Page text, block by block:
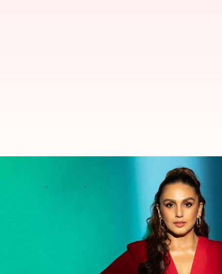
हुमा कुरैशी की नई फिल्म 'बयान' का
को आखिरी बार वेब सीरीज 'महारानी 3' में देखा
अब हुमा ने अपनी नई फिल्म का ऐलान कर दिया है,